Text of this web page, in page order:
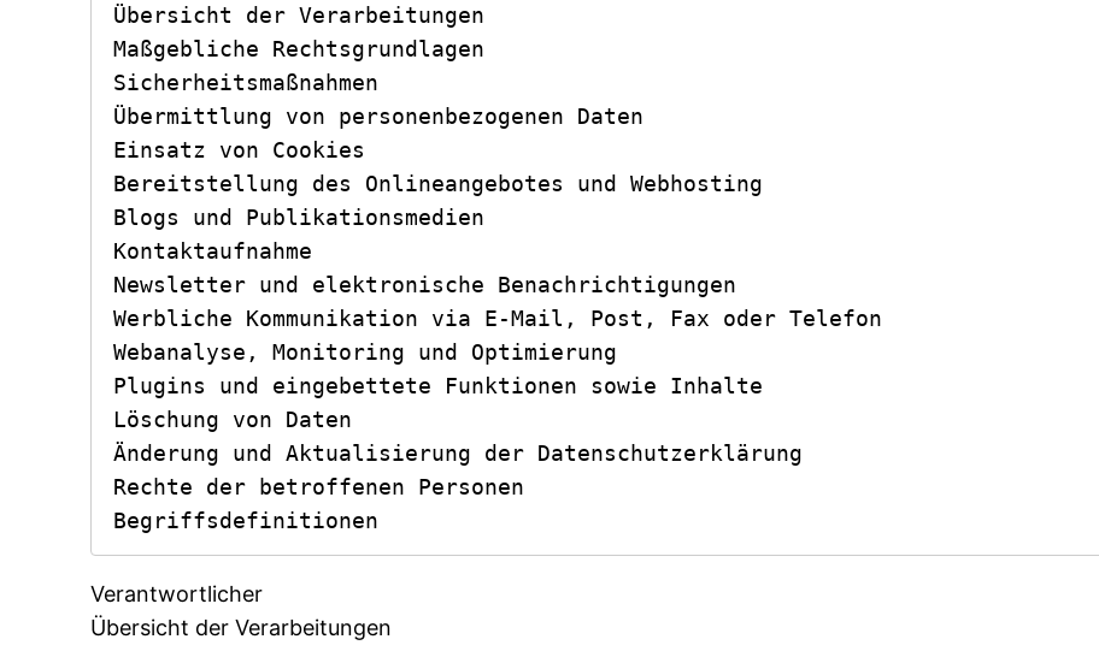
Übersicht der Verarbeitungen
Maßgebliche Rechtsgrundlagen
Sicherheitsmaßnahmen
Übermittlung von personenbezogenen Daten
Einsatz von Cookies
Bereitstellung des Onlineangebotes und Webhosting
Blogs und Publikationsmedien
Kontaktaufnahme
Newsletter und elektronische Benachrichtigungen
Werbliche Kommunikation via E-Mail, Post, Fax oder Telefon
Webanalyse, Monitoring und Optimierung
Plugins und eingebettete Funktionen sowie Inhalte
Löschung von Daten
Änderung und Aktualisierung der Datenschutzerklärung
Rechte der betroffenen Personen
Begriffsdefinitionen
Verantwortlicher
Übersicht der Verarbeitungen